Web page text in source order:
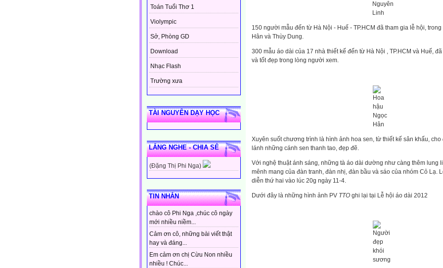
Toán Tuổi Thơ 1
Violympic
Sở, Phòng GD
Download
Nhạc Flash
Trường xưa
TÀI NGUYÊN DẠY HỌC
LẮNG NGHE - CHIA SẺ
(Đặng Thị Phi Nga)
TIN NHẮN
chào cô Phi Nga ,chúc cô ngày
mới nhiều niềm...
Cảm ơn cô, những bài viết thật
hay và đáng...
Em cảm ơn chị Cừu Non nhiều
nhiều ! Chúc...
Nguyên
Linh
150 người mẫu đến từ Hà Nội - Huế - TP.HCM đã tham gia lễ hội,
Hân và Thùy Dung.
300 mẫu áo dài của 17 nhà thiết kế đến từ Hà Nội , TP.HCM và Huế,
và tốt đẹp trong lòng người xem.
Hoa
hậu
Ngọc
Hân
Xuyên suốt chương trình là hình ảnh hoa sen, từ thiết kế sân khấu,
lánh những cánh sen thanh tao, đẹp đẽ.
Với nghệ thuật ánh sáng, những tà áo dài dường như càng thêm lung
mênh mang của đàn tranh, đàn nhị, đàn bầu và sáo của nhóm Cỏ Lạ.
diễn thứ hai vào lúc 20g ngày 11-4.
Dưới đây là những hình ảnh PV TTO ghi lại tại Lễ hội áo dài 2012
Người
đẹp
khói
sương